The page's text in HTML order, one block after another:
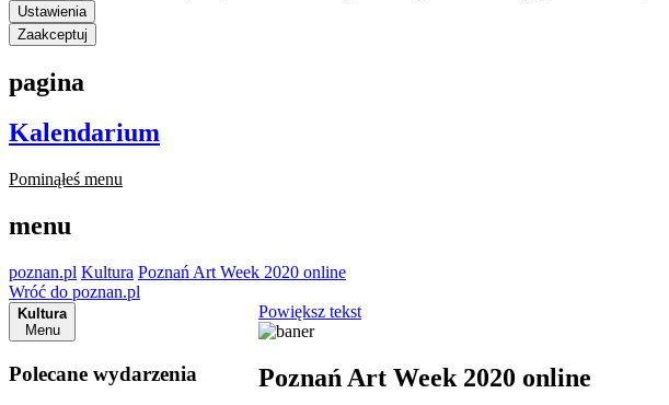
Ustawienia
Zaakceptuj
pagina
Kalendarium
Pominąłeś menu
menu
poznan.pl Kultura Poznań Art Week 2020 online
Wróć do poznan.pl
Kultura
Menu
Polecane wydarzenia
Powiększ tekst
Poznań Art Week 2020 online